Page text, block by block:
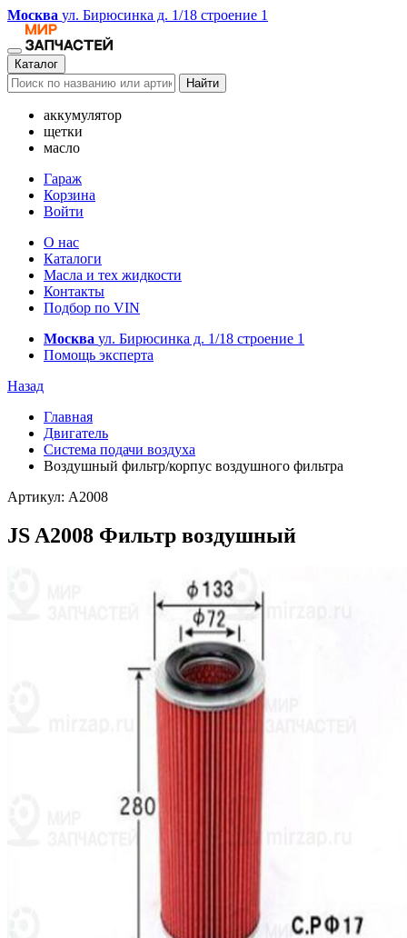
Москва ул. Бирюсинка д. 1/18 строение 1
Каталог
Найти
аккумулятор
щетки
масло
Гараж
Корзина
Войти
О нас
Каталоги
Масла и тех жидкости
Контакты
Подбор по VIN
Москва ул. Бирюсинка д. 1/18 строение 1
Помощь эксперта
Назад
Главная
Двигатель
Система подачи воздуха
Воздушный фильтр/корпус воздушного фильтра
Артикул: A2008
JS A2008 Фильтр воздушный